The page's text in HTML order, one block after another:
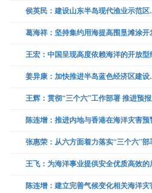
侯英民：建设山东半岛现代渔业示范区
葛海祥：坚持集约用海提高围垦滩涂开
王宏：中国呈现高度依赖海洋的开放型
姜异康：加快推进半岛蓝色经济区建设
王辉：贯彻“三个六”工作部署 推进预
张惠荣：从六方面着力落实“三个六”部
王飞：为海洋事业提供安全优质高效的
陈连增：建立完善气候变化相关海洋灾